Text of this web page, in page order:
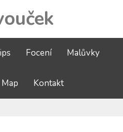
Focení Malůvky
Map
Kontakt